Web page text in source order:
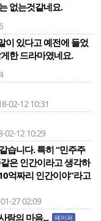
없는것같네요.
이 있다고 예전에 들었
한 드라마였네요.
02-12 10:31
02-12 10:29
습니다. 특히 “민주주
은 인간이라고 생각하
억짜리 인간이야”라고
27 02:09
람의 마음... 페이퍼